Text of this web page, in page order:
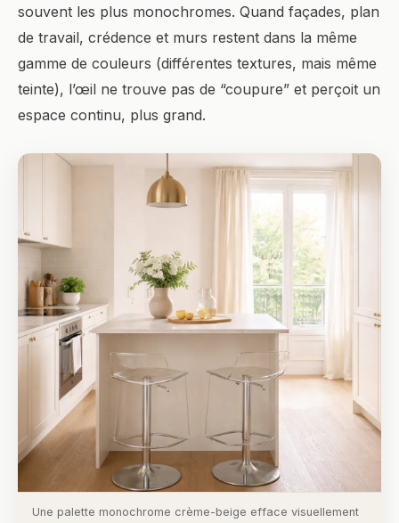
souvent les plus monochromes. Quand façades, plan
de travail, crédence et murs restent dans la même
gamme de couleurs (différentes textures, mais même
teinte), l’œil ne trouve pas de “coupure” et perçoit un
espace continu, plus grand.
Une palette monochrome crème-beige efface visuellement